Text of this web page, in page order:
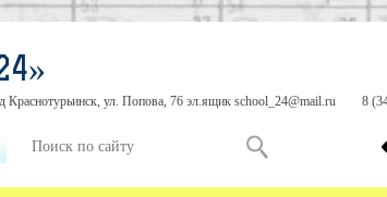
Краснотурьинск, ул. Попова, 76 эл.ящик school_24@mail.ru 8